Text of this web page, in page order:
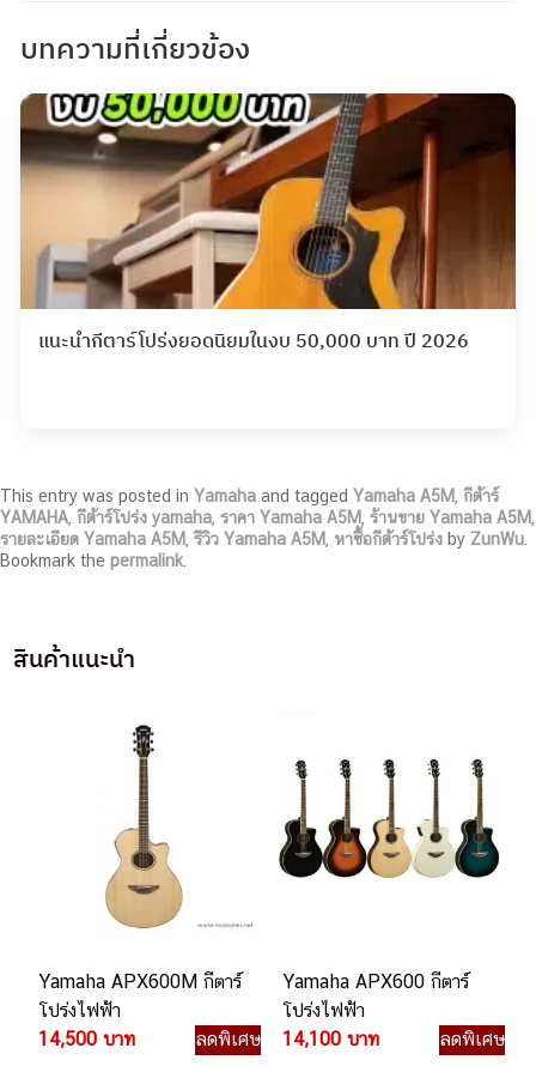
บทความที่เกี่ยวข้อง
แนะนำกีตาร์โปร่งยอดนิยมในงบ 50,000 บาท ปี 2026
This entry was posted in Yamaha and tagged Yamaha A5M, กีต้าร์
YAMAHA, กีต้าร์โปร่ง yamaha, ราคา Yamaha A5M, ร้านขาย Yamaha A5M,
รายละเอียด Yamaha A5M,รีวิว Yamaha A5M, หาซื้อกีต้าร์โปร่ง by ZunWu.
Bookmark the permalink.
สินค้าแนะนำ
Yamaha APX600M กีตาร์
โปร่งไฟฟ้า
14,500 บาท
ลดพิเศษ
Yamaha APX600 กีตาร์
โปร่งไฟฟ้า
14,100 บาท
ลดพิเศษ